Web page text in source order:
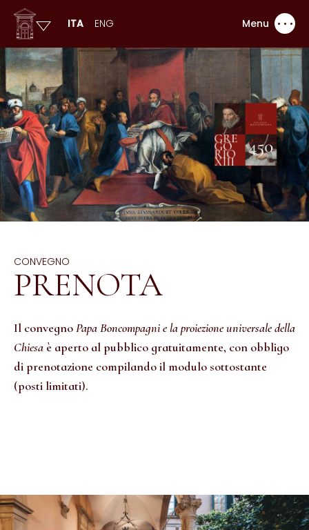
ITA ENG Menu
CONVEGNO
PRENOTA
Il convegnoPapa Boncompagni e la proiezione universale della
Chiesa è aperto al pubblico gratuitamente, con obbligo
di prenotazione compilando il modulo sottostante
(posti limitati).